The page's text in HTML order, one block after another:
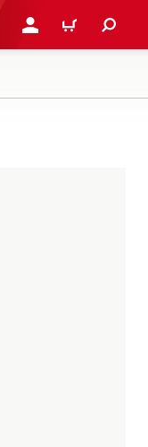
ログイン・新規オンライ
カート